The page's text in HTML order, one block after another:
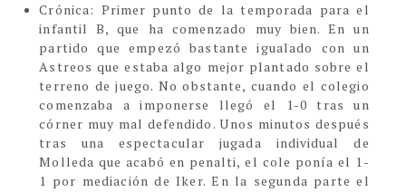
Crónica: Primer punto de la temporada para el
infantil B, que ha comenzado muy bien. En un
partido que empezó bastante igualado con un
Astreos que estaba algo mejor plantado sobre el
terreno de juego. No obstante, cuando el colegio
comenzaba a imponerse llegó el 1-0 tras un
córner muy mal defendido. Unos minutos después
tras una espectacular jugada individual de
Molleda que acabó en penalti, el cole ponía el 1-
1 por mediación de Iker. En la segunda parte el